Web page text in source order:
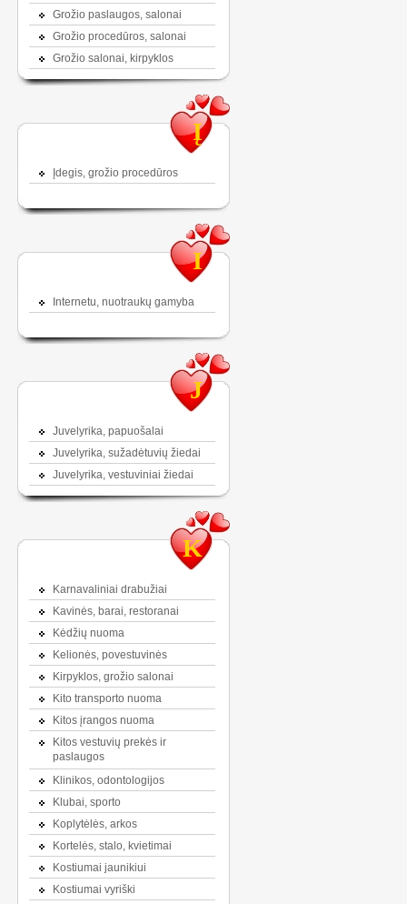
Grožio paslaugos, salonai
Grožio procedūros, salonai
Grožio salonai, kirpyklos
Į
Įdegis, grožio procedūros
I
Internetu, nuotraukų gamyba
J
Juvelyrika, papuošalai
Juvelyrika, sužadėtuvių žiedai
Juvelyrika, vestuviniai žiedai
K
Karnavaliniai drabužiai
Kavinės, barai, restoranai
Kėdžių nuoma
Kelionės, povestuvinės
Kirpyklos, grožio salonai
Kito transporto nuoma
Kitos įrangos nuoma
Kitos vestuvių prekės ir
paslaugos
Klinikos, odontologijos
Klubai, sporto
Koplytėlės, arkos
Kortelės, stalo, kvietimai
Kostiumai jaunikiui
Kostiumai vyriški